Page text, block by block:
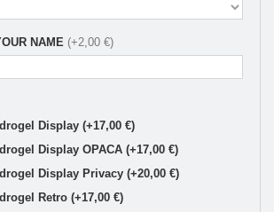
NAME (+2,00 €)
Display (+17,00 €)
Display OPACA (+17,00 €)
Display Privacy (+20,00 €)
Retro (+17,00 €)